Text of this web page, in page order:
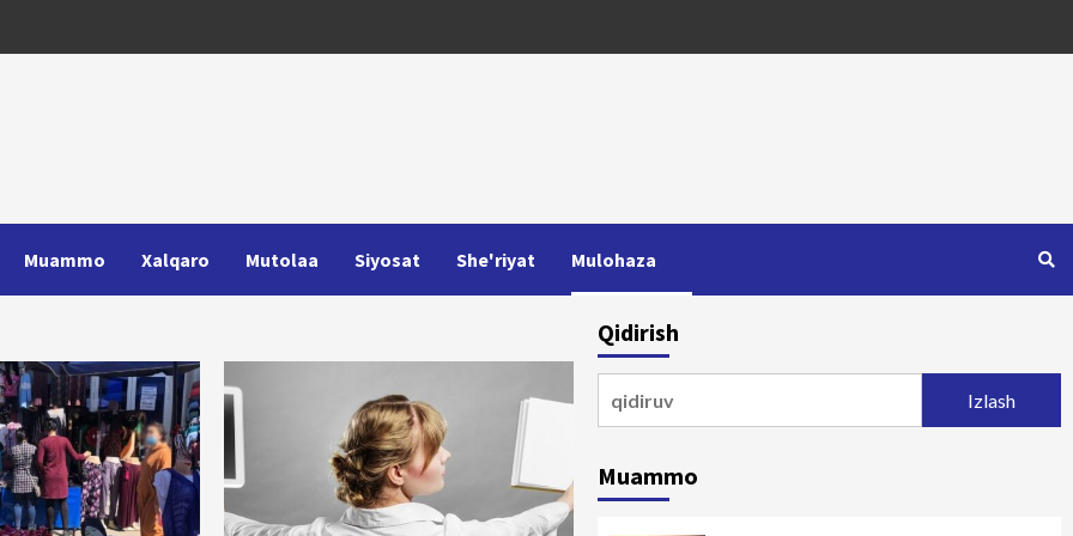
Muammo Xalqaro Mutolaa Siyosat She'riyat Mulohaza
Qidirish
Muammo